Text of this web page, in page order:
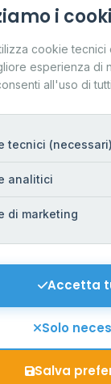
Contatti
Per gestori
Informazioni
Privacy Policy
Cookie Policy
Mappa del sito
Contattaci
i
cookie
esperienza di
all'uso di
tecnici (necessari)
analitici
di marketing
Accetta
Solo
Salva